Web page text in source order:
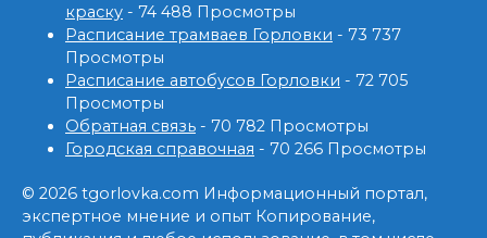
краску - 74 488 Просмотры
Расписание трамваев Горловки - 73 737
Просмотры
Расписание автобусов Горловки - 72 705
Просмотры
Обратная связь - 70 782 Просмотры
Городская справочная - 70 266 Просмотры
© 2026 tgorlovka.com Информационный портал,
экспертное мнение и опыт Копирование,